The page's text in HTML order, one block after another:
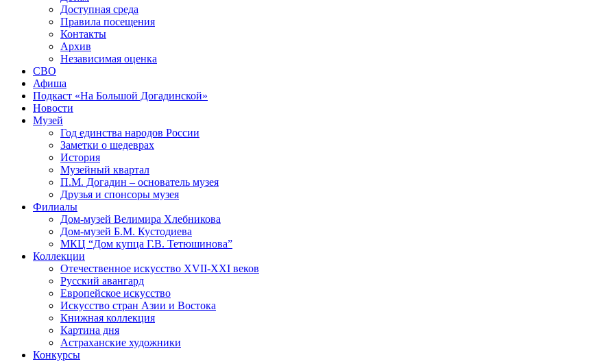
Доступная среда
Правила посещения
Контакты
Архив
Независимая оценка
СВО
Афиша
Подкаст «На Большой Догадинской»
Новости
Музей
Год единства народов России
Заметки о шедеврах
История
Музейный квартал
П.М. Догадин – основатель музея
Друзья и спонсоры музея
Филиалы
Дом-музей Велимира Хлебникова
Дом-музей Б.М. Кустодиева
МКЦ “Дом купца Г.В. Тетюшинова”
Коллекции
Отечественное искусство XVII-XXI веков
Русский авангард
Европейское искусство
Искусство стран Азии и Востока
Книжная коллекция
Картина дня
Астраханские художники
Конкурсы